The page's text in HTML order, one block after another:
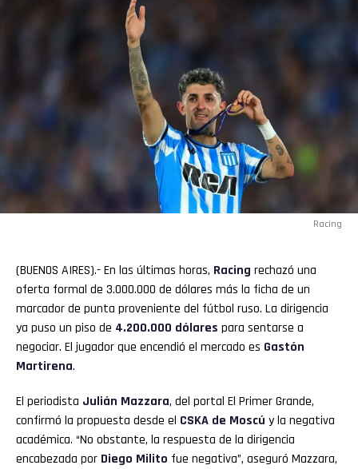
Racing
(BUENOS AIRES).- En las últimas horas, Racing rechazó una
oferta formal de 3.000.000 de dólares más la ficha de un
marcador de punta proveniente del fútbol ruso. La dirigencia
ya puso un piso de 4.200.000 dólares para sentarse a
negociar. El jugador que encendió el mercado es Gastón
Martirena.
El periodista Julián Mazzara, del portal El Primer Grande,
confirmó la propuesta desde el CSKA de Moscú y la negativa
académica. “No obstante, la respuesta de la dirigencia
encabezada por Diego Milito fue negativa”, aseguró Mazzara,